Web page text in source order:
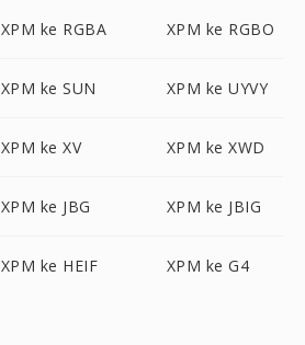
XPM ke RGBA XPM ke RGBO
XPM ke SUN XPM ke UYVY
XPM ke XV XPM ke XWD
XPM ke JBG XPM ke JBIG
XPM ke HEIF XPM ke G4